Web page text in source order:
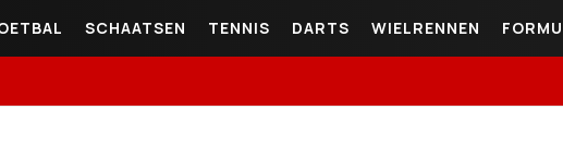
SCHAATSEN TENNIS DARTS WIELRENNEN